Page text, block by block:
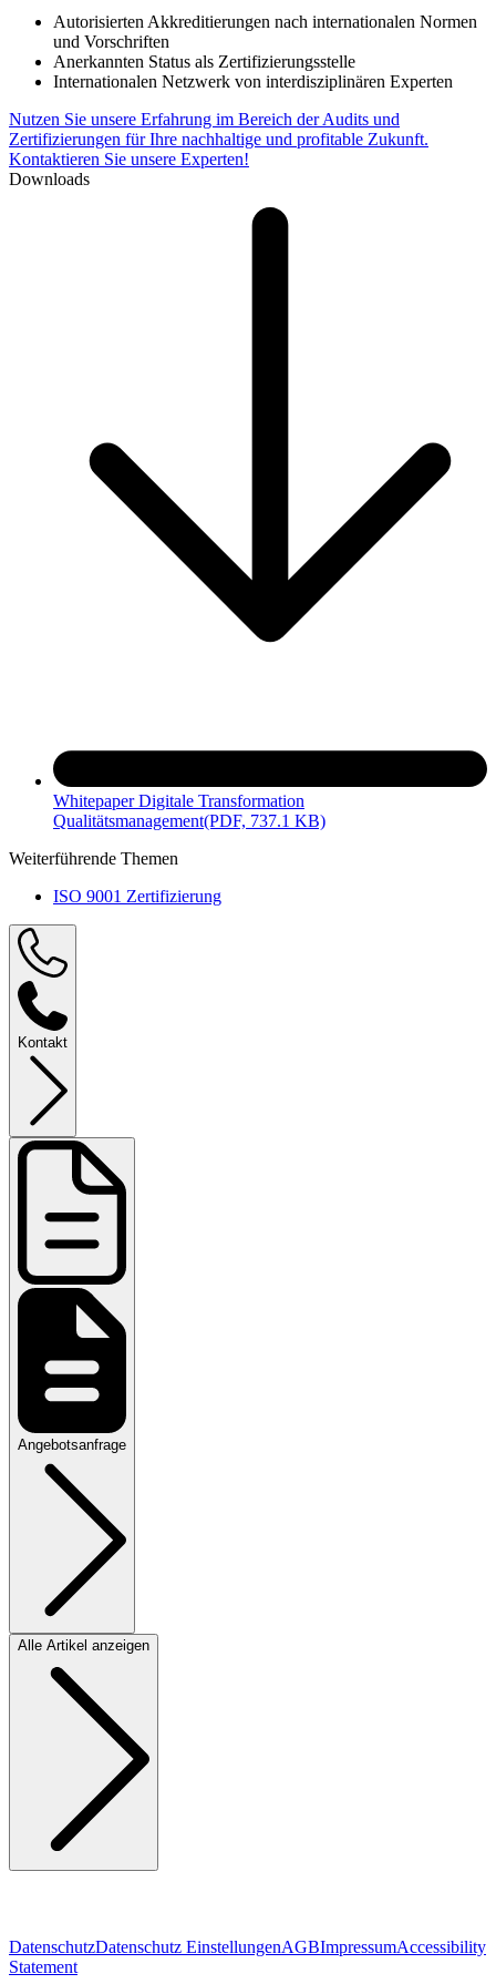
Autorisierten Akkreditierungen nach internationalen Normen
und Vorschriften
Anerkannten Status als Zertifizierungsstelle
Internationalen Netzwerk von interdisziplinären Experten
Nutzen Sie unsere Erfahrung im Bereich der Audits und
Zertifizierungen für Ihre nachhaltige und profitable Zukunft.
Kontaktieren Sie unsere Experten!
Downloads
Whitepaper Digitale Transformation
Qualitätsmanagement(PDF, 737.1 KB)
Weiterführende Themen
ISO 9001 Zertifizierung
Kontakt
Angebotsanfrage
Alle Artikel anzeigen
DatenschutzDatenschutz EinstellungenAGBImpressumAccessibility
Statement